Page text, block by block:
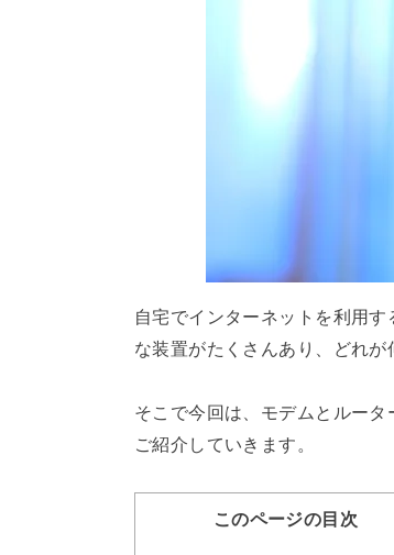
自宅でインターネットを利用
な装置がたくさんあり、どれが
そこで今回は、モデムとルー
ご紹介していきます。
このページの目次